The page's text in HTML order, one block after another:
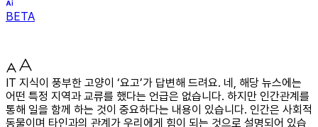
BETA
IT 지식이 풍부한 고양이 ‘요고’가 답변해 드려요. 네, 해당 뉴스에는
어떤 특정 지역과 교류를 했다는 언급은 없습니다. 하지만 인간관계를
통해 일을 함께 하는 것이 중요하다는 내용이 있습니다. 인간은 사회적
동물이며 타인과의 관계가 우리에게 힘이 되는 것으로 설명되어 있습